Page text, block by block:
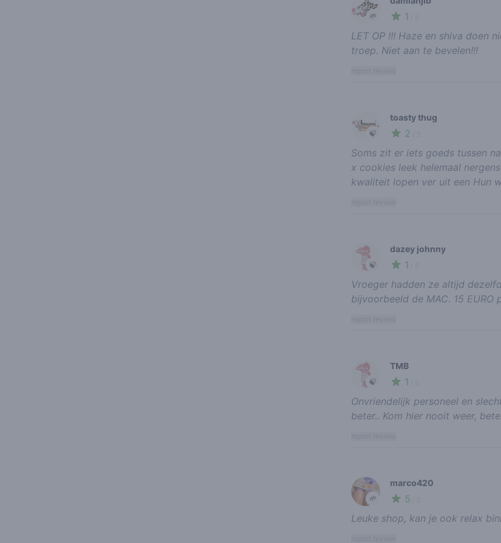
🌱 1
LET OP !!! Haze en shiva doen
troep. Niet aan te bevelen!!!
🍃
toasty thug
2
Soms zit er iets goeds tussen
x cookies leek helemaal
kwaliteit lopen ver uit een Hun
🍃
dazey johnny
1
Vroeger hadden ze altijd
bijvoorbeeld de MAC. 15
🍃
TMB
1
Onvriendelijk personeel en
beter.. Kom hier nooit weer,
🌱
marco420
5
Leuke shop, kan je ook relax